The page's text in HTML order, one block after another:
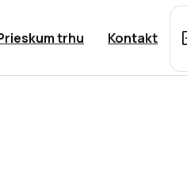
trhu Kontakt